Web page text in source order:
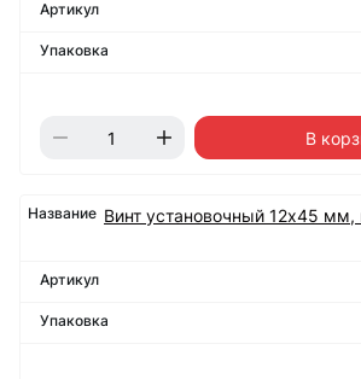
В
Винт установочный 12х45 мм,